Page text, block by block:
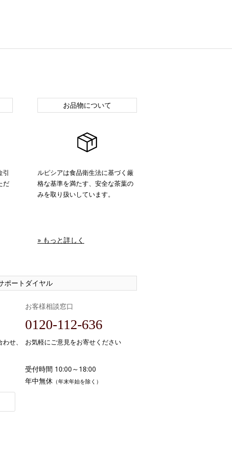
引
だ
お品物について
ルピシアは食品衛生法に基づく厳
格な基準を満たす、安全な茶葉の
みを取り扱いしています。
» もっと詳しく
ポートダイヤル
せ、
お客様相談窓口
0120-112-636
お気軽にご意見をお寄せください
受付時間 10:00～18:00
年中無休 （年末年始を除く）